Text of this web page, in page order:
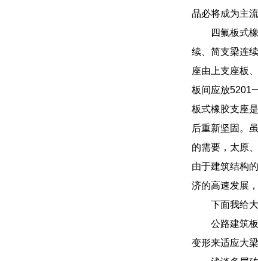
品必将成为主
四氟板式
续、简支梁连
座由上支座板
板间应放5201
板式橡胶支座
后重新坚固。
的需要，太原
由于建筑结构
济的高速发展
下面我给
公路建筑
变形来适应大